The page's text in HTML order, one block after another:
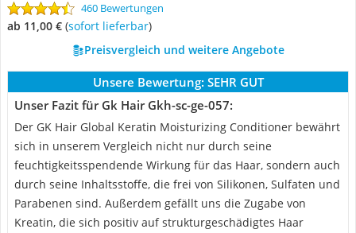
460 Bewertungen
ab 11,00 € ( Sofort lieferbar)
Preisvergleich und weitere Angebote
Unsere Bewertung: SEHR GUT
Unser Fazit für ‎Gk Hair ‎Gkh-sc-ge-057:
Der GK Hair Global Keratin Moisturizing Conditioner bewährt
sich in unserem Vergleich nicht nur durch seine
feuchtigkeitsspendende Wirkung für das Haar, sondern auch
durch seine Inhaltsstoffe, die frei von Silikonen, Sulfaten und
Parabenen sind. Außerdem gefällt uns die Zugabe von
Kreatin, die sich positiv auf strukturgeschädigtes Haar